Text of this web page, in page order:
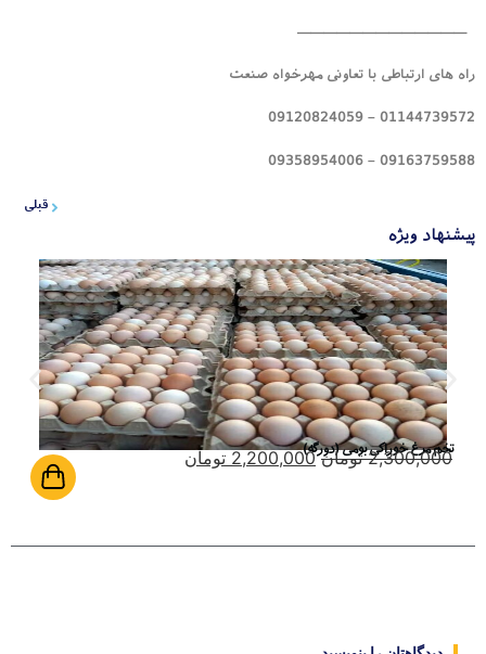
—————————————
راه های ارتباطی با تعاونی مهرخواه صنعت
01144739572 – 09120824059
09163759588 – 09358954006
قبلی
پیشنهاد ویژه
تخم مرغ خوراکی بومی (دورگه)
2,300,000 تومان 2,200,000 تومان